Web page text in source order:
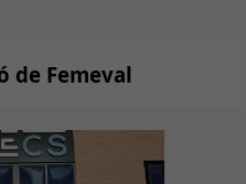
de Femeval